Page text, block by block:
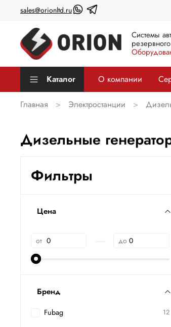
sales@orionltd.ru
Системы
Каталог О компании
Главная Электростанции
Дизельные
Фильтры
Цена
от до
Бренд
Fubag 12